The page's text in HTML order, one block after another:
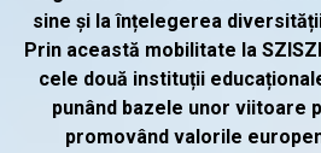
sine și la înțelegerea
Prin această mobilitate la
cele două instituții
punând bazele unor viitoare
promovând valorile